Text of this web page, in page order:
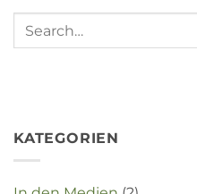
in
KATEGORIEN